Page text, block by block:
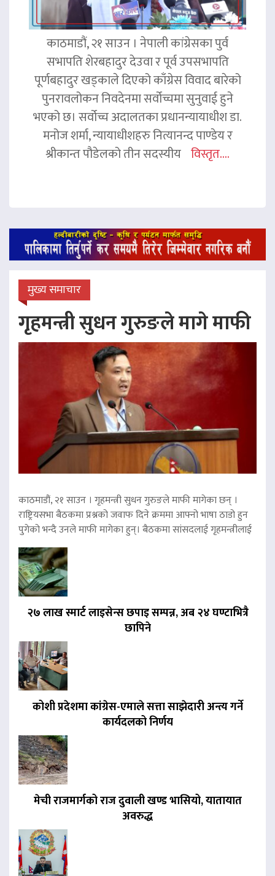
काठमाडौं, २१ साउन । नेपाली कांग्रेसका पुर्व
सभापति शेरबहादुर देउवा र पूर्व उपसभापति
पूर्णबहादुर खड्काले दिएको काँग्रेस विवाद बारेको
पुनरावलोकन निवदेनमा सर्वोच्चमा सुनुवाई हुने
भएको छ। सर्वोच्च अदालतका प्रधानन्यायाधीश डा.
मनोज शर्मा, न्यायाधीशहरु नित्यानन्द पाण्डेय र
श्रीकान्त पौडेलको तीन सदस्यीय विस्तृत....
मुख्य समाचार
गृहमन्त्री सुधन गुरुङले मागे माफी
काठमाडौं, २१ साउन । गृहमन्त्री सुधन गुरुङले माफी मागेका छन् ।
राष्ट्रियसभा बैठकमा प्रश्नको जवाफ दिने क्रममा आफ्नो भाषा ठाडो हुन
पुगेको भन्दै उनले माफी मागेका हुन्। बैठकमा सांसदलाई गृहमन्त्रीलाई
२७ लाख स्मार्ट लाइसेन्स छपाइ सम्पन्न, अब २४ घण्टाभित्रै
छापिने
कोशी प्रदेशमा कांग्रेस-एमाले सत्ता साझेदारी अन्त्य गर्ने
कार्यदलको निर्णय
मेची राजमार्गको राज दुवाली खण्ड भासियो, यातायात
अवरुद्ध